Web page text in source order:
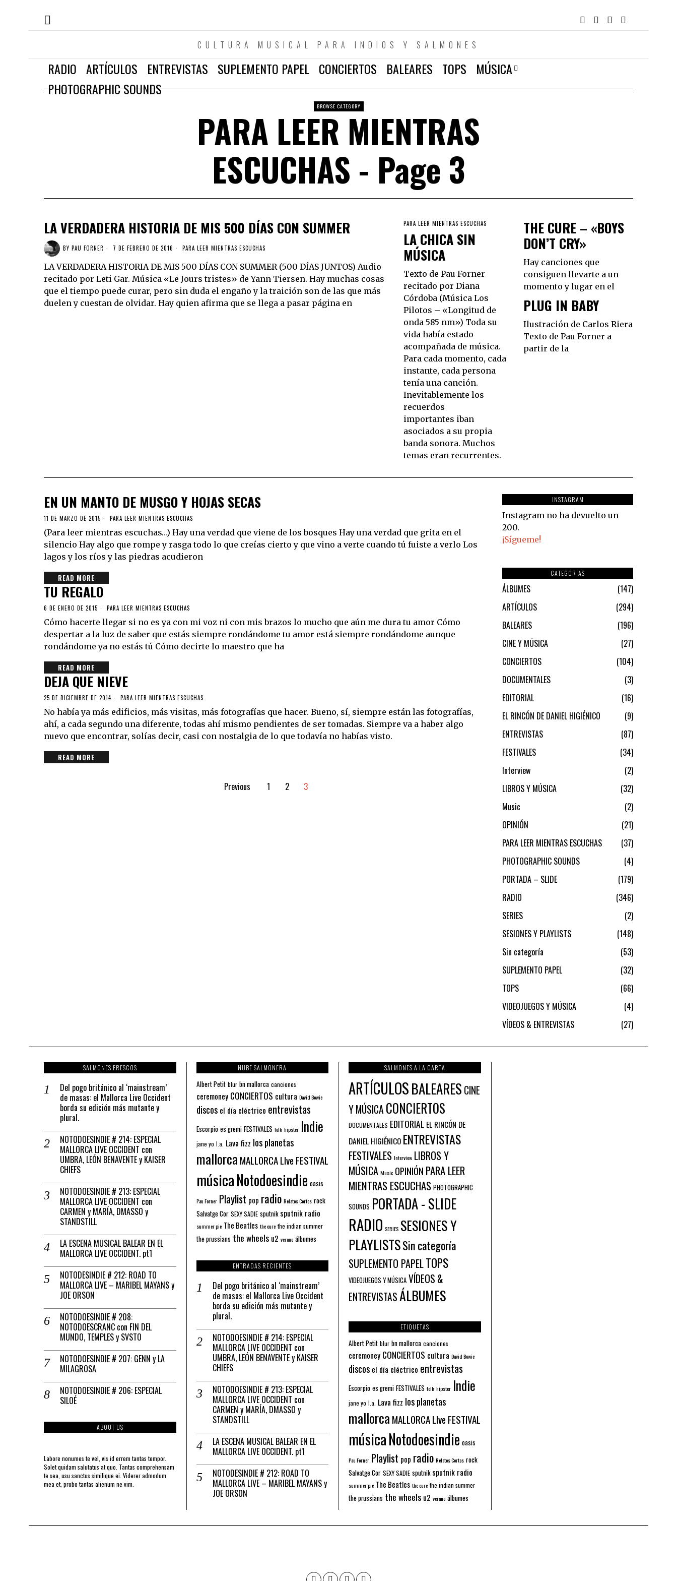
CULTURA MUSICAL PARA INDIOS Y SALMONES
RADIO ARTÍCULOS ENTREVISTAS SUPLEMENTO PAPEL CONCIERTOS BALEARES TOPS
MÚSICA
PHOTOGRAPHIC SOUNDS
BROWSE CATEGORY
PARA LEER MIENTRAS
ESCUCHAS - Page 3
LA VERDADERA HISTORIA DE MIS 500 DÍAS CON SUMMER
BY PAU FORNER 7 DE FEBRERO DE 2016 PARA LEER MIENTRAS ESCUCHAS
LA VERDADERA HISTORIA DE MIS 500 DÍAS CON SUMMER (500 DÍAS JUNTOS) Audio
recitado por Leti Gar. Música «Le Jours tristes» de Yann Tiersen. Hay muchas cosas
que el tiempo puede curar, pero sin duda el engaño y la traición son de las que más
duelen y cuestan de olvidar. Hay quien afirma que se llega a pasar página en
PARA LEER MIENTRAS ESCUCHAS
LA CHICA SIN
MÚSICA
Texto de Pau Forner
recitado por Diana
Córdoba (Música Los
Pilotos – «Longitud de
onda 585 nm») Toda su
vida había estado
acompañada de música.
Para cada momento, cada
instante, cada persona
tenía una canción.
Inevitablemente los
recuerdos
importantes iban
asociados a su propia
banda sonora. Muchos
temas eran recurrentes.
THE CURE – «BOYS
DON’T CRY»
Hay canciones que
consiguen llevarte a un
momento y lugar en el
PLUG IN BABY
Ilustración de Carlos Riera
Texto de Pau Forner a
partir de la
EN UN MANTO DE MUSGO Y HOJAS SECAS
11 DE MARZO DE 2015 PARA LEER MIENTRAS ESCUCHAS
(Para leer mientras escuchas…) Hay una verdad que viene de los bosques Hay una verdad que grita en el
silencio Hay algo que rompe y rasga todo lo que creías cierto y que vino a verte cuando tú fuiste a verlo Los
lagos y los ríos y las piedras acudieron
READ MORE
TU REGALO
6 DE ENERO DE 2015 PARA LEER MIENTRAS ESCUCHAS
Cómo hacerte llegar si no es ya con mi voz ni con mis brazos lo mucho que aún me dura tu amor Cómo
despertar a la luz de saber que estás siempre rondándome tu amor está siempre rondándome aunque
rondándome ya no estás tú Cómo decirte lo maestro que ha
READ MORE
DEJA QUE NIEVE
25 DE DICIEMBRE DE 2014 PARA LEER MIENTRAS ESCUCHAS
No había ya más edificios, más visitas, más fotografías que hacer. Bueno, sí, siempre están las fotografías,
ahí, a cada segundo una diferente, todas ahí mismo pendientes de ser tomadas. Siempre va a haber algo
nuevo que encontrar, solías decir, casi con nostalgia de lo que todavía no habías visto.
READ MORE
Previous 1 2 3
INSTAGRAM
Instagram no ha devuelto un
200.
¡Sígueme!
CATEGORIAS
ÁLBUMES
147
ARTÍCULOS
294
BALEARES
196
CINE Y MÚSICA
27
CONCIERTOS
104
DOCUMENTALES
3
EDITORIAL
16
EL RINCÓN DE DANIEL HIGIÉNICO
9
ENTREVISTAS
87
FESTIVALES
34
Interview
2
LIBROS Y MÚSICA
32
Music
2
OPINIÓN
21
PARA LEER MIENTRAS ESCUCHAS
37
PHOTOGRAPHIC SOUNDS
4
PORTADA – SLIDE
179
RADIO
346
SERIES
2
SESIONES Y PLAYLISTS
148
Sin categoría
53
SUPLEMENTO PAPEL
32
TOPS
66
VIDEOJUEGOS Y MÚSICA
4
VÍDEOS & ENTREVISTAS
27
SALMONES FRESCOS
Del pogo británico al ‘mainstream’
de masas: el Mallorca Live Occident
borda su edición más mutante y
plural.
NOTODOESINDIE # 214: ESPECIAL
MALLORCA LIVE OCCIDENT con
UMBRA, LEÓN BENAVENTE y KAISER
CHIEFS
NOTODOESINDIE # 213: ESPECIAL
MALLORCA LIVE OCCIDENT con
CARMEN y MARÍA, DMASSO y
STANDSTILL
LA ESCENA MUSICAL BALEAR EN EL
MALLORCA LIVE OCCIDENT. pt1
NOTODESINDIE # 212: ROAD TO
MALLORCA LIVE – MARIBEL MAYANS y
JOE ORSON
NOTODOESINDIE # 208:
NOTODOESCRANC con FIN DEL
MUNDO, TEMPLES y SVSTO
NOTODOESINDIE # 207: GENN y LA
MILAGROSA
NOTODOESINDIE # 206: ESPECIAL
SILOÉ
ABOUT US
Labore nonumes te vel, vis id errem tantas tempor.
Solet quidam salutatus at quo. Tantas comprehensam
te sea, usu sanctus similique ei. Viderer admodum
mea et, probo tantas alienum ne vim.
NUBE SALMONERA
Albert Petit blur bn mallorca canciones
ceremoney CONCIERTOS cultura David Bowie
discos el día eléctrico entrevistas
Escorpio es gremi FESTIVALES folk hipster Indie
jane yo l.a. Lava fizz los planetas
mallorca MALLORCA LIve FESTIVAL
músicaNotodoesindie oasis
Pau Forner Playlist pop radio Relatos Cortos rock
Salvatge Cor SEXY SADIE sputnik sputnik radio
summer pie The Beatles the cure the indian summer
the prussians the wheels u2 verano álbumes
ENTRADAS RECIENTES
Del pogo británico al ‘mainstream’
de masas: el Mallorca Live Occident
borda su edición más mutante y
plural.
NOTODOESINDIE # 214: ESPECIAL
MALLORCA LIVE OCCIDENT con
UMBRA, LEÓN BENAVENTE y KAISER
CHIEFS
NOTODOESINDIE # 213: ESPECIAL
MALLORCA LIVE OCCIDENT con
CARMEN y MARÍA, DMASSO y
STANDSTILL
LA ESCENA MUSICAL BALEAR EN EL
MALLORCA LIVE OCCIDENT. pt1
NOTODESINDIE # 212: ROAD TO
MALLORCA LIVE – MARIBEL MAYANS y
JOE ORSON
SALMONES A LA CARTA
ARTÍCULOSBALEARES CINE
Y MÚSICA CONCIERTOS
DOCUMENTALES EDITORIAL EL RINCÓN DE
DANIEL HIGIÉNICO ENTREVISTAS
FESTIVALES Interview LIBROS Y
MÚSICA Music OPINIÓN PARA LEER
MIENTRAS ESCUCHAS PHOTOGRAPHIC
SOUNDS PORTADA - SLIDE
RADIO SERIES SESIONES Y
PLAYLISTSSin categoría
SUPLEMENTO PAPELTOPS
VIDEOJUEGOS Y MÚSICA VÍDEOS &
ENTREVISTASÁLBUMES
ETIQUETAS
Albert Petit blur bn mallorca canciones
ceremoney CONCIERTOS cultura David Bowie
discos el día eléctrico entrevistas
Escorpio es gremi FESTIVALES folk hipster Indie
jane yo l.a. Lava fizz los planetas
mallorca MALLORCA LIve FESTIVAL
músicaNotodoesindie oasis
Pau Forner Playlist pop radio Relatos Cortos rock
Salvatge Cor SEXY SADIE sputnik sputnik radio
summer pie The Beatles the cure the indian summer
the prussians the wheels u2 verano álbumes